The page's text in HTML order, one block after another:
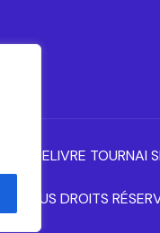
CHANTELIVRE
TOUS DROITS